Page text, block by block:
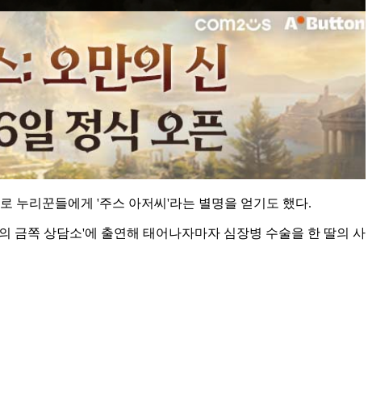
누리꾼들에게 '주스 아저씨'라는 별명을 얻기도 했다.
금쪽 상담소'에 출연해 태어나자마자 심장병 수술을 한 딸의 사